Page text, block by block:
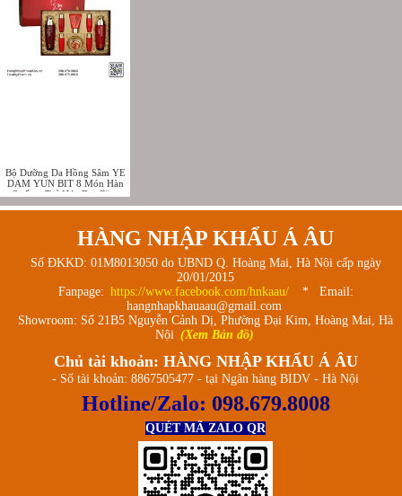
Bộ Dưỡng Da Hồng Sâm YE
DAM YUN BIT 8 Món Hàn
Quốc – Trẻ Hóa Da, Căng
Mịn & Phục Hồi Chuyên Sâu
HÀNG NHẬP KHẨU Á ÂU
Số ĐKKD: 01M8013050 do UBND Q. Hoàng Mai, Hà Nội cấp ngày
20/01/2015
Fanpage: https://www.facebook.com/hnkaau/
* Email:
hangnhapkhauaau@gmail.com
Showroom: Số 21B5 Nguyễn Cảnh Dị, Phường Đại Kim, Hoàng Mai, Hà
Nội (Xem Bản đồ)
Chủ tài khoản: HÀNG NHẬP KHẨU Á ÂU
- Số tài khoản: 8867505477 - tại Ngân hàng BIDV - Hà Nội
Hotline/Zalo: 098.679.8008
QUÉT MÃ ZALO QR